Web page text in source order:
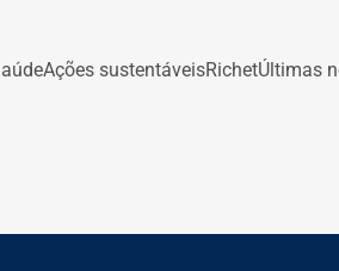
Ações sustentáveisRichetÚltimas